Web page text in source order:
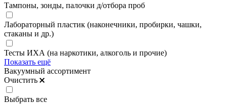
Тампоны, зонды, палочки д/отбора проб
Лабораторный пластик (наконечники, пробирки, чашки,
стаканы и др.)
Тесты ИХА (на наркотики, алкоголь и прочие)
Показать ещё
Вакуумный ассортимент
Очистить
Выбрать все